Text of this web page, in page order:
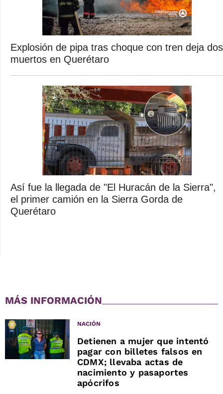
Explosión de pipa tras choque con tren deja dos
muertos en Querétaro
Así fue la llegada de "El Huracán de la Sierra",
el primer camión en la Sierra Gorda de
Querétaro
MÁS INFORMACIÓN
NACIÓN
Detienen a mujer que intentó
pagar con billetes falsos en
CDMX; llevaba actas de
nacimiento y pasaportes
apócrifos